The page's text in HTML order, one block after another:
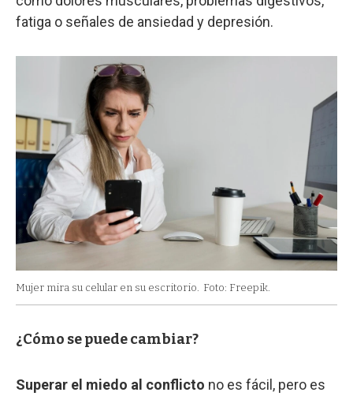
fatiga o señales de ansiedad y depresión.
Mujer mira su celular en su escritorio. Foto: Freepik.
¿Cómo se puede cambiar?
Superar el miedo al conflicto no es fácil, pero es